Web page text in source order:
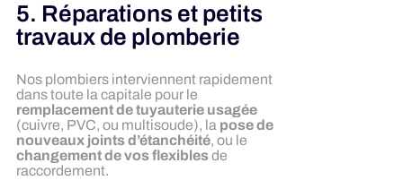
5. Réparations et petits
travaux de plomberie
Nos plombiers interviennent rapidement
dans toute la capitale pour le
remplacement de tuyauterie usagée
(cuivre, PVC, ou multisoude), la pose de
nouveaux joints d’étanchéité, ou le
changement de vos flexiblesde
raccordement.